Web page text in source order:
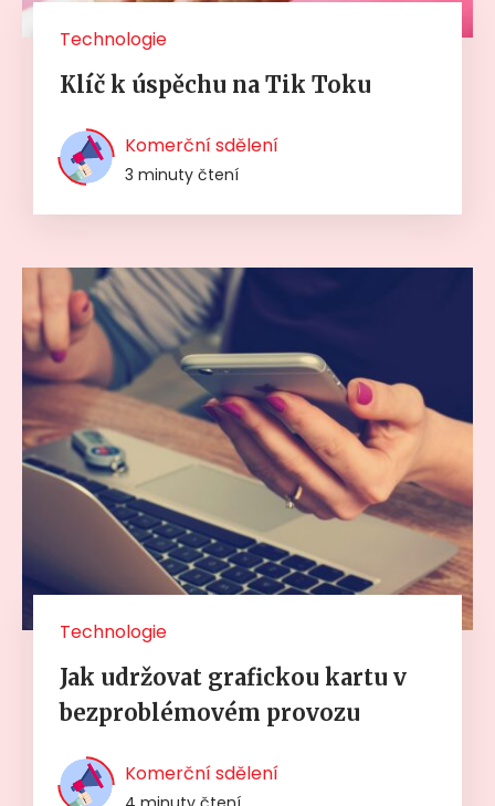
Technologie
Klíč k úspěchu na Tik Toku
Komerční sdělení
3 minuty čtení
Technologie
Jak udržovat grafickou kartu v
bezproblémovém provozu
Komerční sdělení